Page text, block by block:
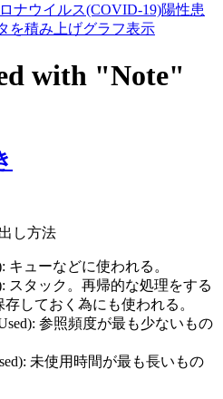
ナウイルス(COVID-19)陽性患
を積み上げグラフ表示
with "Note"
し方法
キューなどに使われる。
スタック。再帰的な処理をする
しておく為にも使われる。
参照頻度が最も少ないもの
未使用時間が最も長いもの